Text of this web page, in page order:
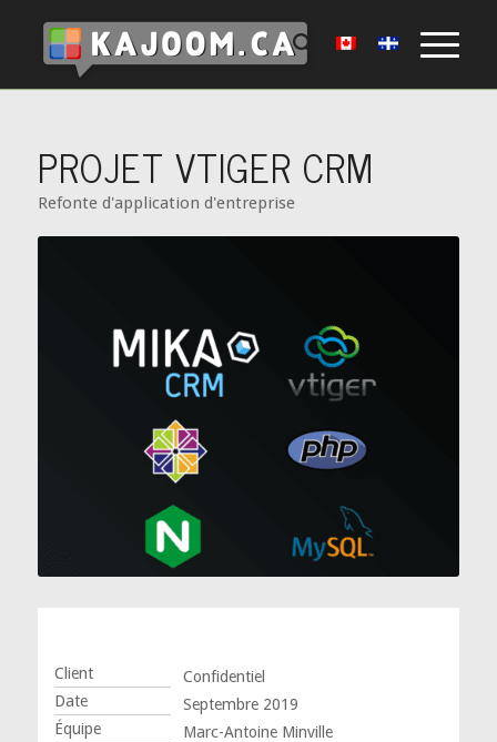
PROJET VTIGER CRM
Refonte d'application d'entreprise
Client
Confidentiel
Date
Septembre 2019
Équipe
Marc-Antoine Minville